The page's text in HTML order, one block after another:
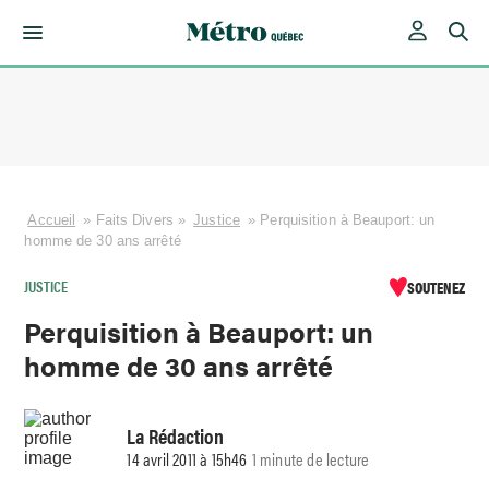
Accueil » Faits Divers » Justice » Perquisition à Beauport: un
homme de 30 ans arrêté
JUSTICE SOUTENEZ
Perquisition à Beauport: un
homme de 30 ans arrêté
La Rédaction
14 avril 2011 à 15h46 1 minute de lecture